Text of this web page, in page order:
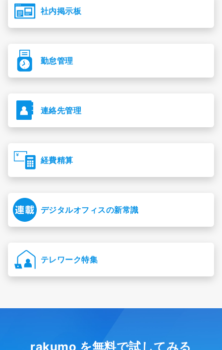
社内掲示板
勤怠管理
連絡先管理
経費精算
デジタルオフィスの新常識
テレワーク特集
rakumo を無料で試してみる